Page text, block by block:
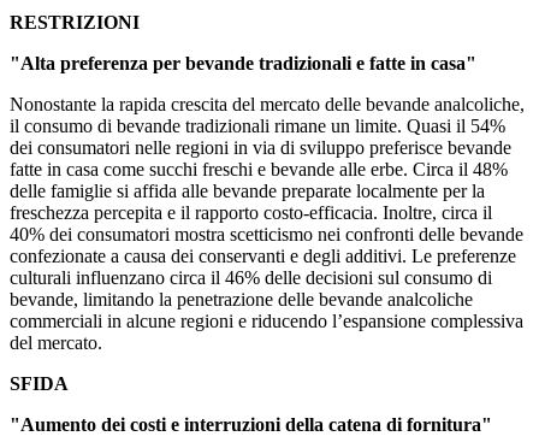
RESTRIZIONI
"Alta preferenza per bevande tradizionali e fatte in casa"
Nonostante la rapida crescita del mercato delle bevande analcoliche,
il consumo di bevande tradizionali rimane un limite. Quasi il 54%
dei consumatori nelle regioni in via di sviluppo preferisce bevande
fatte in casa come succhi freschi e bevande alle erbe. Circa il 48%
delle famiglie si affida alle bevande preparate localmente per la
freschezza percepita e il rapporto costo-efficacia. Inoltre, circa il
40% dei consumatori mostra scetticismo nei confronti delle bevande
confezionate a causa dei conservanti e degli additivi. Le preferenze
culturali influenzano circa il 46% delle decisioni sul consumo di
bevande, limitando la penetrazione delle bevande analcoliche
commerciali in alcune regioni e riducendo l’espansione complessiva
del mercato.
SFIDA
"Aumento dei costi e interruzioni della catena di fornitura"